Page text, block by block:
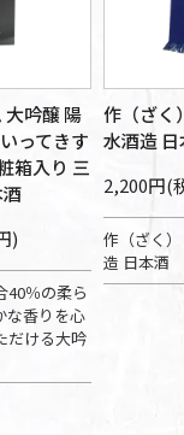
大吟醸 陽
ってきす
箱入り 三
)
40％の柔ら
な香りを心
だける大吟
作（ざく
水酒造
2,200円(
作（ざく
造 日本酒